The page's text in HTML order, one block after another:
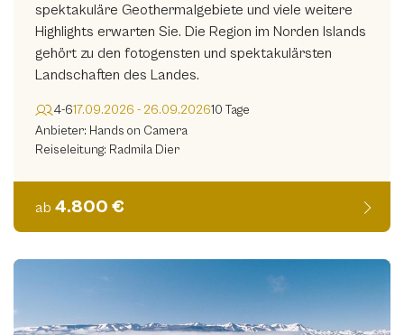
spektakuläre Geothermalgebiete und viele weitere
Highlights erwarten Sie. Die Region im Norden Islands
gehört zu den fotogensten und spektakulärsten
Landschaften des Landes.
4-617.09.2026 - 26.09.202610 Tage
Anbieter: Hands on Camera
Reiseleitung: Radmila Dier
ab 4.800 €